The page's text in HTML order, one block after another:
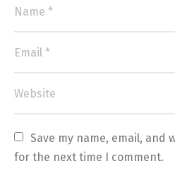
Save my name, email, and
for the next time I comment.